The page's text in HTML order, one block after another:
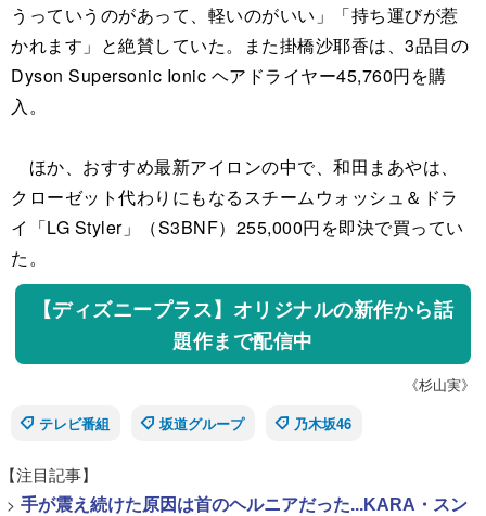
うっていうのがあって、軽いのがいい」「持ち運びが惹
かれます」と絶賛していた。また掛橋沙耶香は、3品目の
Dyson Supersonic Ionic ヘアドライヤー45,760円を購
入。
ほか、おすすめ最新アイロンの中で、和田まあやは、
クローゼット代わりにもなるスチームウォッシュ＆ドラ
イ「LG Styler」（S3BNF）255,000円を即決で買ってい
た。
【ディズニープラス】オリジナルの新作から話
題作まで配信中
《杉山実》
テレビ番組
坂道グループ 乃木坂46
【注目記事】
> 手が震え続けた原因は首のヘルニアだった...KARA・スン